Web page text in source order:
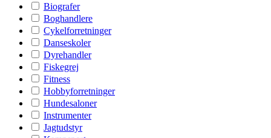
Biografer
Boghandlere
Cykelforretninger
Danseskoler
Dyrehandler
Fiskegrej
Fitness
Hobbyforretninger
Hundesaloner
Instrumenter
Jagtudstyr